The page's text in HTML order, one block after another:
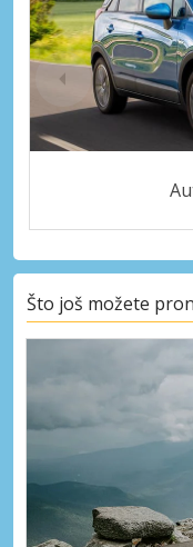
Što još možete